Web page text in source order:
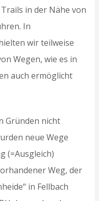
in der Nähe von
In
wir teilweise
Wegen, wie es in
auch ermöglicht
Gründen nicht
neue Wege
(=Ausgleich)
Weg, der
in Fellbach